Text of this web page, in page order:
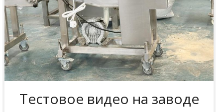
Тестовое видео на заводе